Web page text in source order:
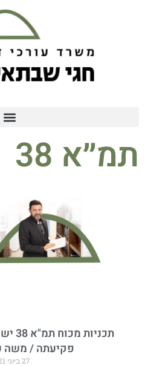
תמ״א 38
פקיעתה / משה
27 ביוני 2021